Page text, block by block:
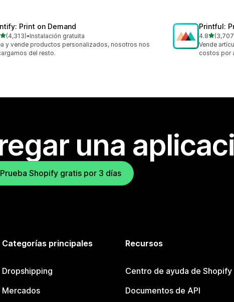
Print on Demand
de 5 estrellas
(4,313)
reseñas en total
•Instalación gratuita
y vende productos personalizados, nosotros nos
del resto.
Printful:
4.8de 5
3707
Vende
costos por
una
Prueba Shopify gratis por 3 días
Categorías principales
Dropshipping
Mercados
Recursos
Centro de ayuda de Shopify
Documentos de API